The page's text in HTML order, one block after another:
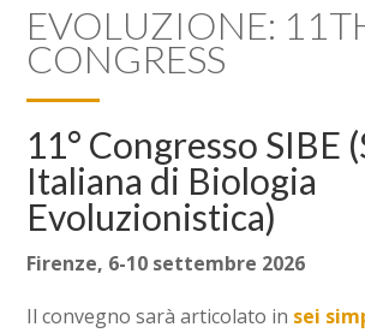
EVOLUZIONE:
CONGRESS
11° Congresso SIBE
Italiana di Biologia
Evoluzionistica)
Firenze, 6-10 settembre 2026
Il convegno sarà articolato in sei